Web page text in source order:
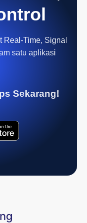
Real-Time, Signal
satu aplikasi
Sekarang!